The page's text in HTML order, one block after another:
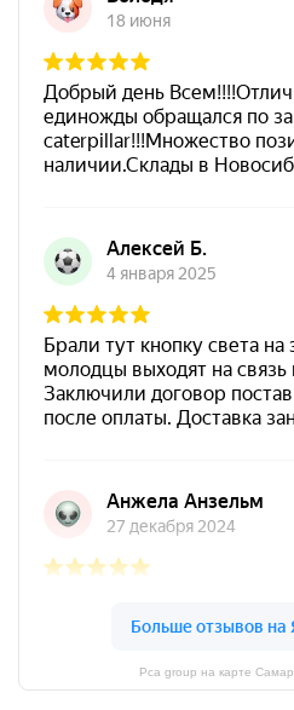
Pca group на карте